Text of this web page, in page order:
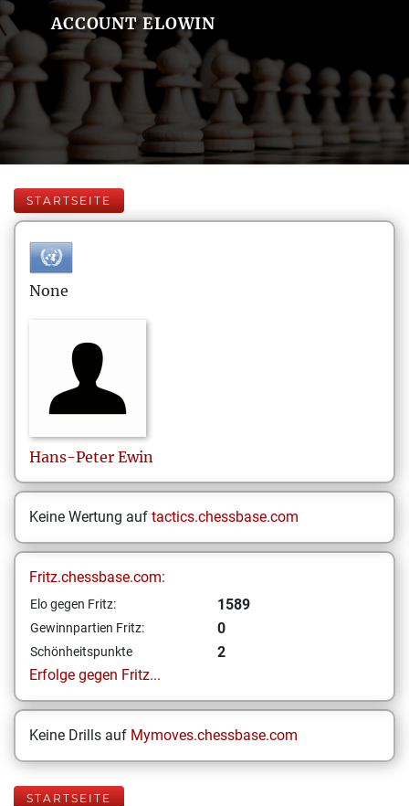
ACCOUNT ELOWIN
STARTSEITE
None
Hans-Peter Ewin
Keine Wertung auf tactics.chessbase.com
Fritz.chessbase.com:
Elo gegen Fritz: 1589
Gewinnpartien Fritz: 0
Schönheitspunkte
2
Erfolge gegen Fritz...
Keine Drills auf Mymoves.chessbase.com
STARTSEITE